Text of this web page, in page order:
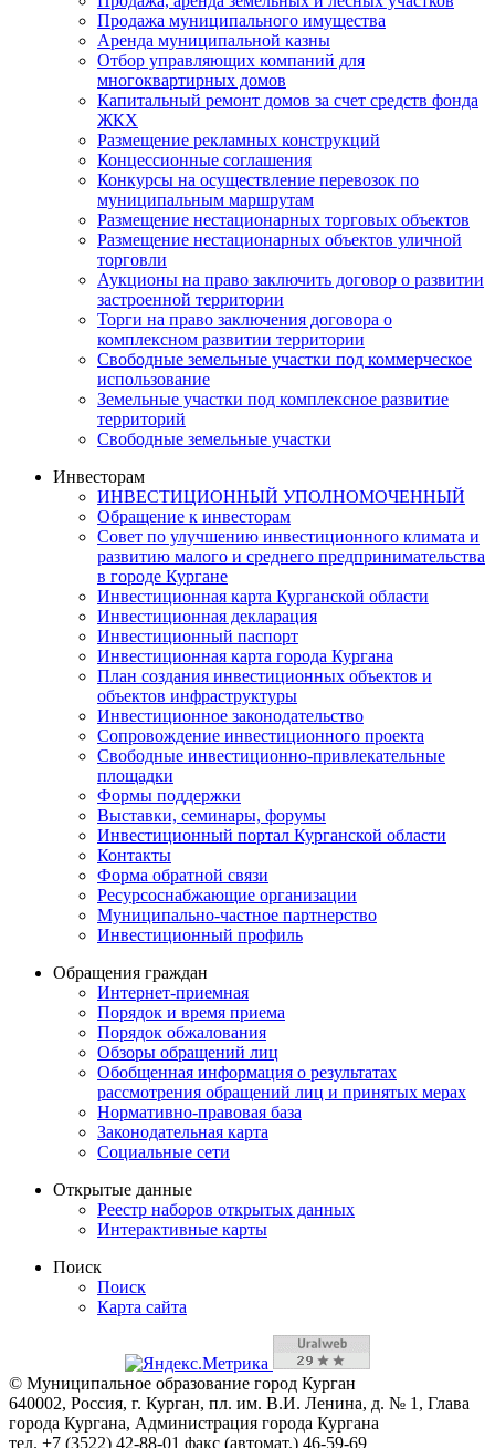
Продажа муниципального имущества
Аренда муниципальной казны
Отбор управляющих компаний для
многоквартирных домов
Капитальный ремонт домов за счет средств фонда
ЖКХ
Размещение рекламных конструкций
Концессионные соглашения
Конкурсы на осуществление перевозок по
муниципальным маршрутам
Размещение нестационарных торговых объектов
Размещение нестационарных объектов уличной
торговли
Аукционы на право заключить договор о развитии
застроенной территории
Торги на право заключения договора о
комплексном развитии территории
Свободные земельные участки под коммерческое
использование
Земельные участки под комплексное развитие
территорий
Свободные земельные участки
Инвесторам
ИНВЕСТИЦИОННЫЙ УПОЛНОМОЧЕННЫЙ
Обращение к инвесторам
Совет по улучшению инвестиционного климата и
развитию малого и среднего предпринимательства
в городе Кургане
Инвестиционная карта Курганской области
Инвестиционная декларация
Инвестиционный паспорт
Инвестиционная карта города Кургана
План создания инвестиционных объектов и
объектов инфраструктуры
Инвестиционное законодательство
Сопровождение инвестиционного проекта
Свободные инвестиционно-привлекательные
площадки
Формы поддержки
Выставки, семинары, форумы
Инвестиционный портал Курганской области
Контакты
Форма обратной связи
Ресурсоснабжающие организации
Муниципально-частное партнерство
Инвестиционный профиль
Обращения граждан
Интернет-приемная
Порядок и время приема
Порядок обжалования
Обзоры обращений лиц
Обобщенная информация о результатах
рассмотрения обращений лиц и принятых мерах
Нормативно-правовая база
Законодательная карта
Социальные сети
Открытые данные
Реестр наборов открытых данных
Интерактивные карты
Поиск
Поиск
Карта сайта
© Муниципальное образование город Курган
640002, Россия, г. Курган, пл. им. В.И. Ленина, д. № 1, Глава
города Кургана, Администрация города Кургана
тел. +7 (3522) 42-88-01 факс (автомат.) 46-59-69